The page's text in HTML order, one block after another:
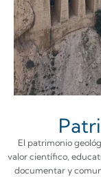
El patrimonio
valor científico,
documentar y